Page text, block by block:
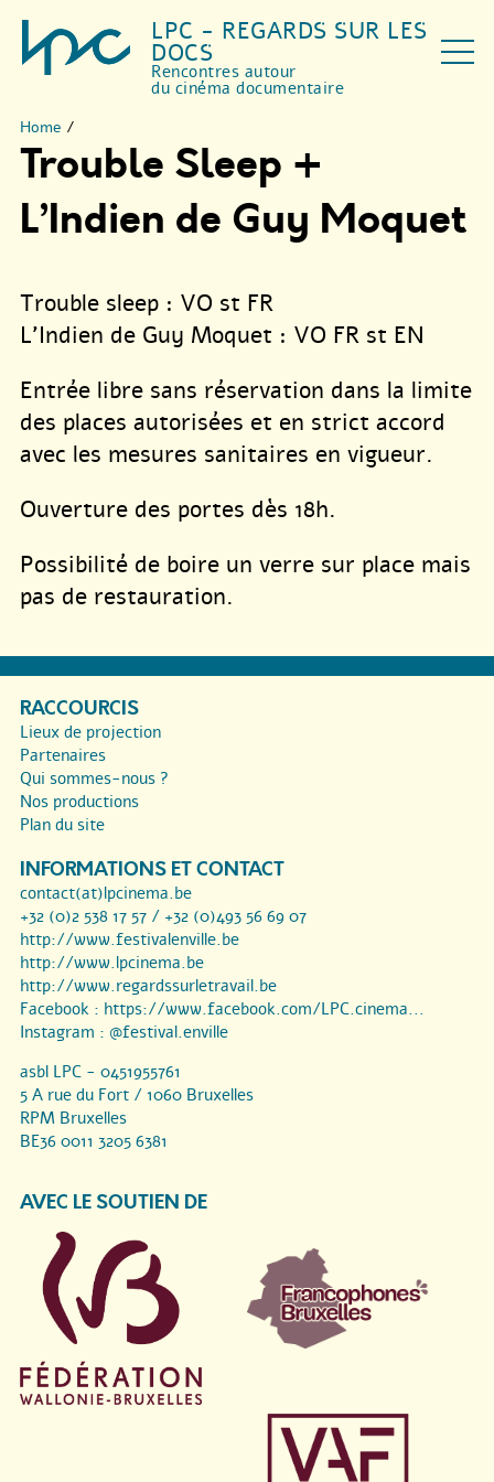
LPC - REGARDS SUR LES
DOCS
Rencontres autour
du cinéma documentaire
Home /
Trouble Sleep +
L’Indien de Guy Moquet
Trouble sleep : VO st FR
L’Indien de Guy Moquet : VO FR st EN
Entrée libre sans réservation dans la limite
des places autorisées et en strict accord
avec les mesures sanitaires en vigueur.
Ouverture des portes dès 18h.
Possibilité de boire un verre sur place mais
pas de restauration.
RACCOURCIS
Lieux de projection
Partenaires
Qui sommes-nous ?
Nos productions
Plan du site
INFORMATIONS ET CONTACT
contact(at)lpcinema.be
+32 (0)2 538 17 57 / +32 (0)493 56 69 07
http://www.festivalenville.be
http://www.lpcinema.be
http://www.regardssurletravail.be
Facebook : https://www.facebook.com/LPC.cinema...
Instagram : @festival.enville
asbl LPC - 0451955761
5 A rue du Fort / 1060 Bruxelles
RPM Bruxelles
BE36 0011 3205 6381
AVEC LE SOUTIEN DE